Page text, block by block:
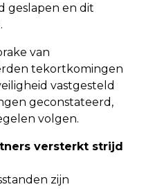
geslapen en dit
van
tekortkomingen
vastgesteld
geconstateerd,
volgen.
versterkt strijd
zijn